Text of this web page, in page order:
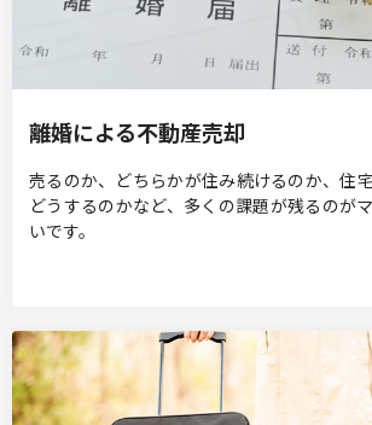
離婚による不動産売却
売るのか、どちらかが住み続けるのか、住
どうするのかなど、多くの課題が残るのが
いです。